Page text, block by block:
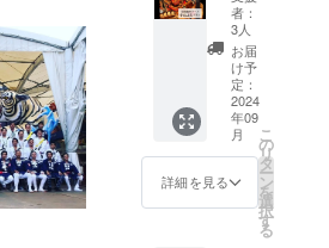
どうぞよろ
しくお願い
いたしま
届け！
☆小ね
ぶた
☆ 】
つくば
ねぶた
をただ
ただ応
援した
い！と
いう熱
い想い
者：
3人
お届
け予
定：
2024
年09
月
詳細を見る
こ
の
リ
タ
ー
ン
を
選
択
す
る